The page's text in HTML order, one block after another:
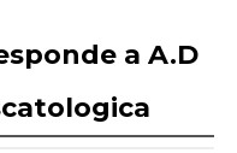
a A.D